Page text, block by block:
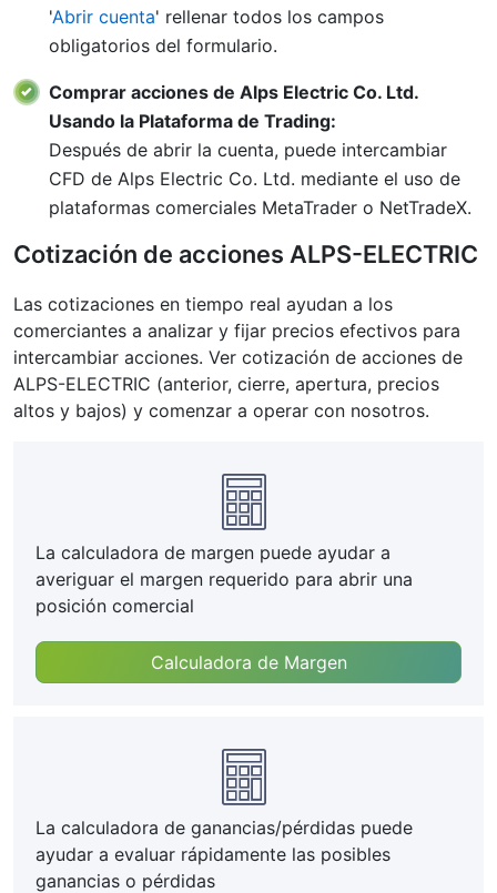
'Abrir cuenta' rellenar todos los campos
obligatorios del formulario.
Comprar acciones de Alps Electric Co. Ltd.
Usando la Plataforma de Trading:
Después de abrir la cuenta, puede intercambiar
CFD de Alps Electric Co. Ltd. mediante el uso de
plataformas comerciales MetaTrader o NetTradeX.
Cotización de acciones ALPS-ELECTRIC
Las cotizaciones en tiempo real ayudan a los
comerciantes a analizar y fijar precios efectivos para
intercambiar acciones. Ver cotización de acciones de
ALPS-ELECTRIC (anterior, cierre, apertura, precios
altos y bajos) y comenzar a operar con nosotros.
La calculadora de margen puede ayudar a
averiguar el margen requerido para abrir una
posición comercial
Calculadora de Margen
La calculadora de ganancias/pérdidas puede
ayudar a evaluar rápidamente las posibles
ganancias o pérdidas